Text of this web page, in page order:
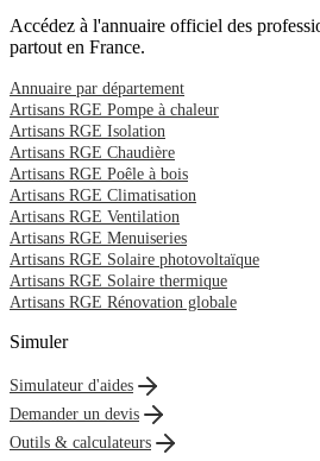
Accédez à l'annuaire officiel des
partout en France.
Annuaire par département
Artisans RGE Pompe à chaleur
Artisans RGE Isolation
Artisans RGE Chaudière
Artisans RGE Poêle à bois
Artisans RGE Climatisation
Artisans RGE Ventilation
Artisans RGE Menuiseries
Artisans RGE Solaire photovoltaïque
Artisans RGE Solaire thermique
Artisans RGE Rénovation globale
Simuler
Simulateur d'aides
Demander un devis
Outils & calculateurs